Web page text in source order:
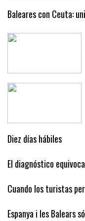
Baleares con Ceuta:
Diez días hábiles
El diagnóstico
Cuando los turistas
Espanya i les Balears